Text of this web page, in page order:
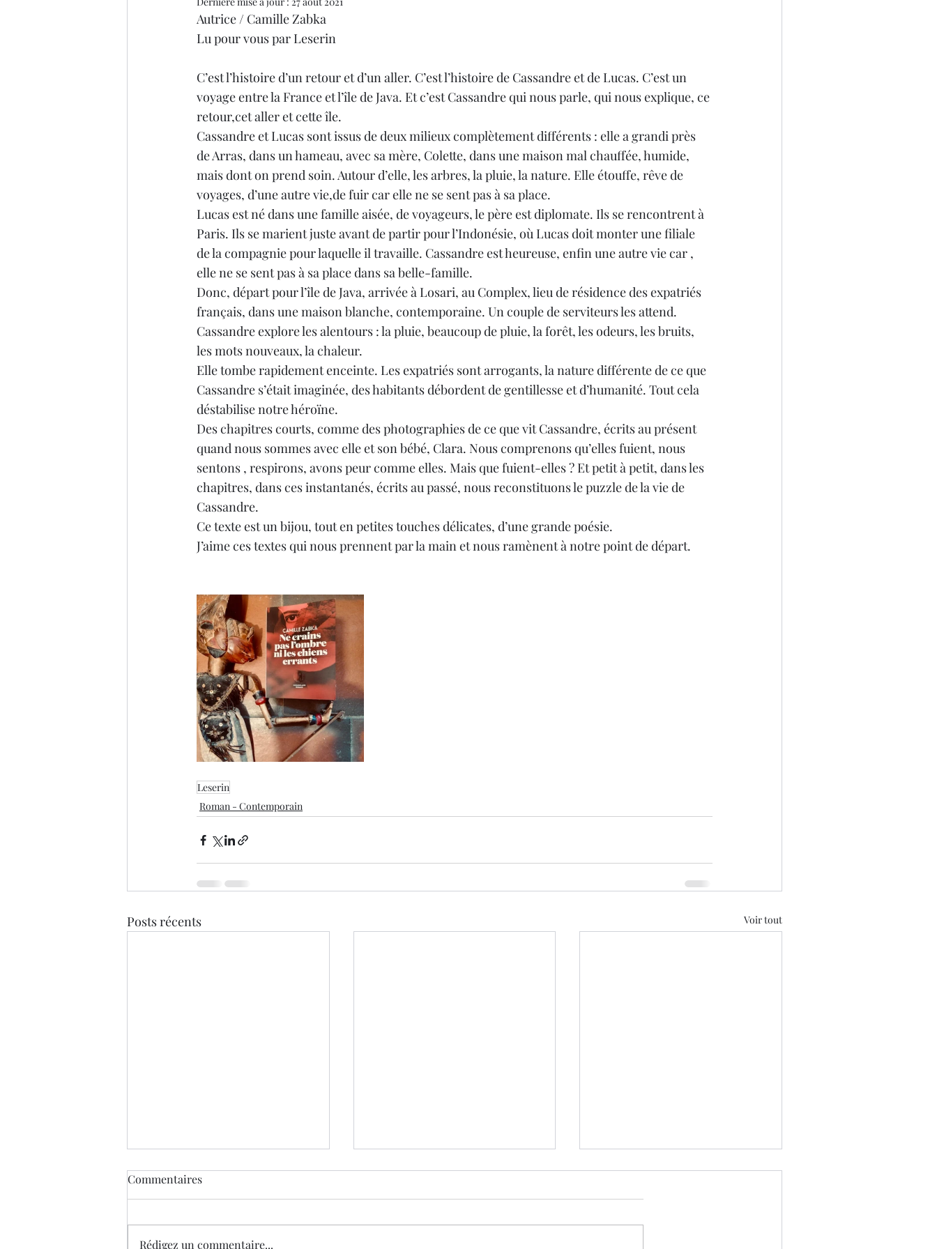
Thriller Salon du livre
Autrice / Camille Zabka
Lu pour vous par Leserin
C’est l’histoire d’un retour et d’un aller. C’est l’histoire de Cassandre et de Lucas. C’est un
voyage entre la France et l’île de Java. Et c’est Cassandre qui nous parle, qui nous explique, ce
retour,cet aller et cette île.
Cassandre et Lucas sont issus de deux milieux complètement différents : elle a grandi près
de Arras, dans un hameau, avec sa mère, Colette, dans une maison mal chauffée, humide,
mais dont on prend soin. Autour d’elle, les arbres, la pluie, la nature. Elle étouffe, rêve de
voyages, d’une autre vie,de fuir car elle ne se sent pas à sa place.
Lucas est né dans une famille aisée, de voyageurs, le père est diplomate. Ils se rencontrent à
Paris. Ils se marient juste avant de partir pour l’Indonésie, où Lucas doit monter une filiale
de la compagnie pour laquelle il travaille. Cassandre est heureuse, enfin une autre vie car ,
elle ne se sent pas à sa place dans sa belle-famille.
Donc, départ pour l’île de Java, arrivée à Losari, au Complex, lieu de résidence des expatriés
français, dans une maison blanche, contemporaine. Un couple de serviteurs les attend.
Cassandre explore les alentours : la pluie, beaucoup de pluie, la forêt, les odeurs, les bruits,
les mots nouveaux, la chaleur.
Elle tombe rapidement enceinte. Les expatriés sont arrogants, la nature différente de ce que
Cassandre s’était imaginée, des habitants débordent de gentillesse et d’humanité. Tout cela
déstabilise notre héroïne.
Des chapitres courts, comme des photographies de ce que vit Cassandre, écrits au présent
quand nous sommes avec elle et son bébé, Clara. Nous comprenons qu’elles fuient, nous
sentons , respirons, avons peur comme elles. Mais que fuient-elles ? Et petit à petit, dans les
chapitres, dans ces instantanés, écrits au passé, nous reconstituons le puzzle de la vie de
Cassandre.
Ce texte est un bijou, tout en petites touches délicates, d’une grande poésie.
J’aime ces textes qui nous prennent par la main et nous ramènent à notre point de départ.
Leserin
Roman - Contemporain
Posts récents Voir tout
Je suis drôle
Commentaires
Rédigez un commentaire...